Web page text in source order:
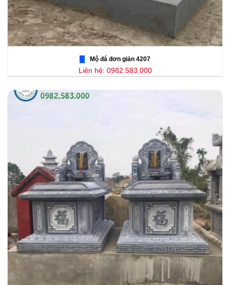
Mộ đá đơn giản 4207
Liên hệ: 0982.583.000